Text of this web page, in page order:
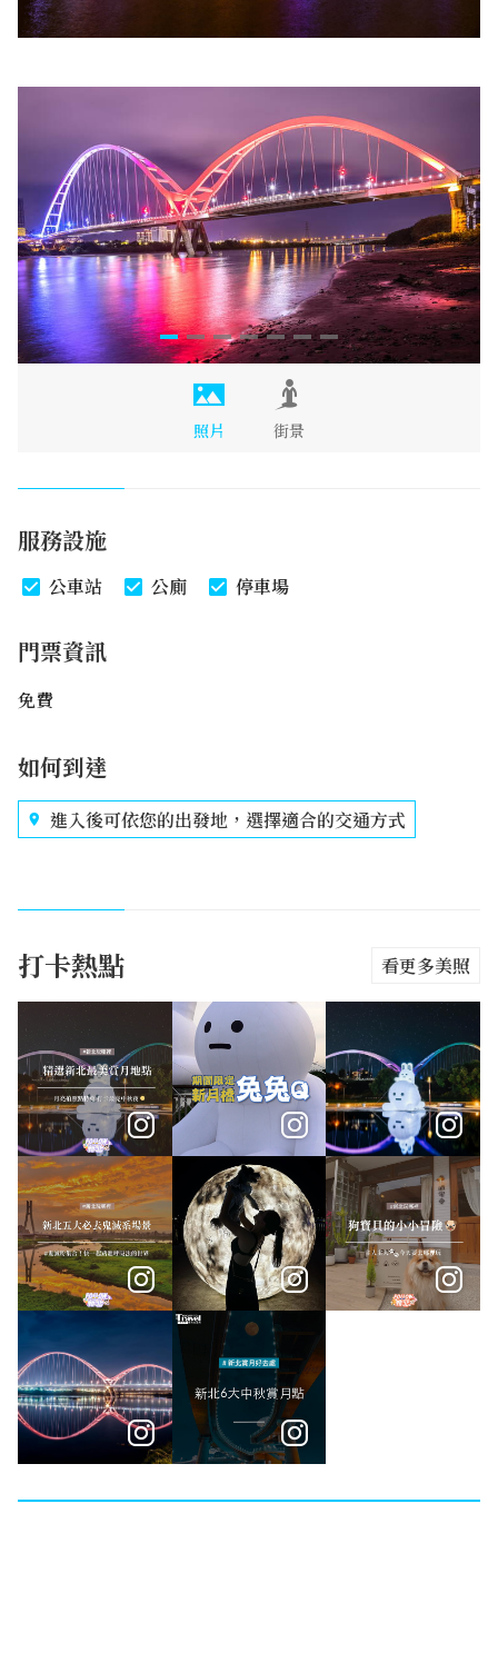
照片 街景
服務設施
公車站 公廁 停車場
門票資訊
免費
如何到達
進入後可依您的出發地，選擇適合的交通方式
打卡熱點 看更多美照